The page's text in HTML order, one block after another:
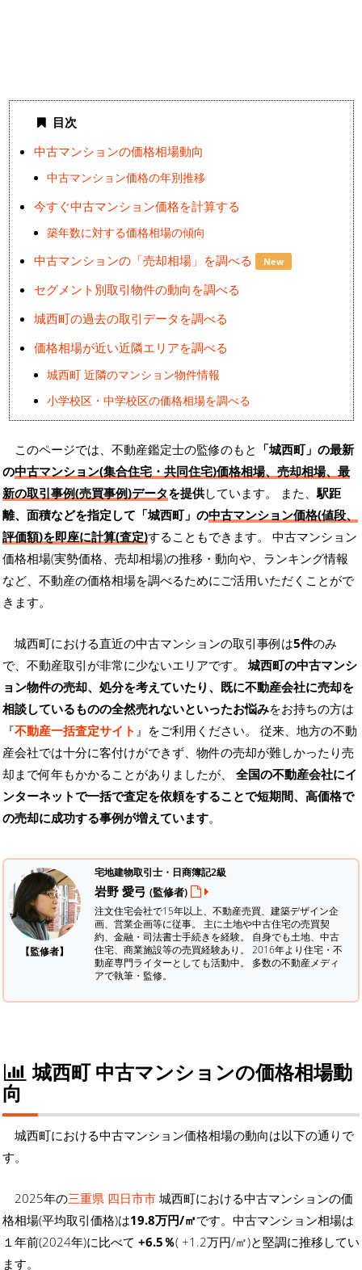
目次
中古マンションの価格相場動向
中古マンション価格の年別推移
今すぐ中古マンション価格を計算する
築年数に対する価格相場の傾向
中古マンションの「売却相場」を調べる New
セグメント別取引物件の動向を調べる
城西町の過去の取引データを調べる
価格相場が近い近隣エリアを調べる
城西町 近隣のマンション物件情報
小学校区・中学校区の価格相場を調べる
このページでは、不動産鑑定士の監修のもと 「城西町」の最新
の中古マンション(集合住宅・共同住宅)価格相場、売却相場、最
新の取引事例(売買事例)データを提供しています。 また、駅距
離、面積などを指定して「城西町」の中古マンション価格(値段、
評価額)を即座に計算(査定)することもできます。 中古マンション
価格相場(実勢価格、売却相場)の推移・動向や、ランキング情報
など、不動産の価格相場を調べるためにご活用いただくことがで
きます。
城西町における直近の中古マンションの取引事例は5件のみ
で、不動産取引が非常に少ないエリアです。城西町の中古マンシ
ョン物件の売却、処分を考えていたり、既に不動産会社に売却を
相談しているものの全然売れないといったお悩みをお持ちの方は
『不動産一括査定サイト 』をご利用ください。 従来、地方の不動
産会社では十分に客付けができず、物件の売却が難しかったり売
却まで何年もかかることがありましたが、 全国の不動産会社にイ
ンターネットで一括で査定を依頼をすることで短期間、高価格で
の売却に成功する事例が増えています。
【監修者】
宅地建物取引士・日商簿記2級
岩野 愛弓 (監修者)
注文住宅会社で15年以上、不動産売買、建築デザイン企
画、営業企画等に従事。 主に土地や中古住宅の売買契
約、金融・司法書士手続きを経験。 自身でも土地、中古
住宅、商業施設等の売買経験あり。 2016年より住宅・不
動産専門ライターとしても活動中。 多数の不動産メディ
アで執筆・監修。
城西町 中古マンションの価格相場動
向
城西町における中古マンション価格相場の動向は以下の通りで
す。
2025年の三重県 四日市市 城西町における中古マンションの価
格相場(平均取引価格)は19.8万円/㎡です。中古マンション相場は
１年前(2024年)に比べて +6.5％( +1.2万円/㎡)と堅調に推移してい
ます。